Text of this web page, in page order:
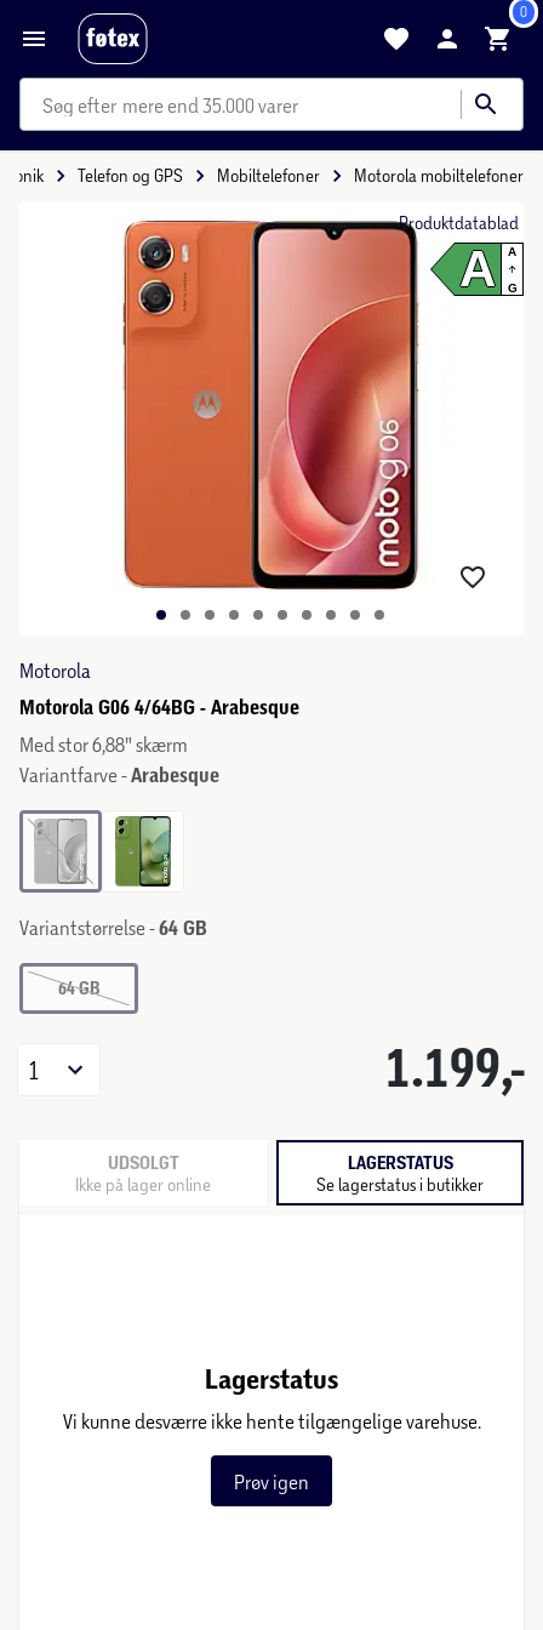
0
mere end 35.000 varer
Telefon og GPS Mobiltelefoner Motorola mobiltelefoner
Produktdatablad
A A
G
Motorola
Motorola G06 4/64BG - Arabesque
Med stor 6,88" skærm
Variantfarve -Arabesque
Variantstørrelse -64 GB
64 GB
1.199,-
1
UDSOLGT
Ikke på lager online
LAGERSTATUS
Se lagerstatus i butikker
Lagerstatus
Vi kunne desværre ikke hente tilgængelige varehuse.
Prøv igen